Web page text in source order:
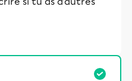
la réussite